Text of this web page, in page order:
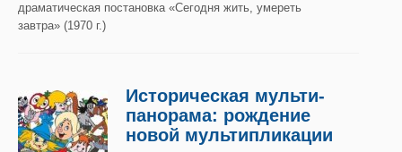
драматическая постановка «Сегодня жить, умереть
завтра» (1970 г.)
Историческая мульти-
панорама: рождение
новой мультипликации